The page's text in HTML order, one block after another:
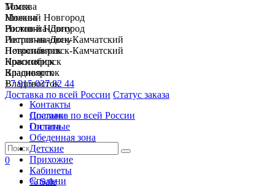
Москва
Нижний Новгород
Ростов-на-Дону
Петропавловск-Камчатский
Новосибирск
Красноярск
Владивосток
+7 915 037 82 44
Доставка по всей России Статус заказа
Спальни
Гостиные
Обеденная зона
Детские
Прихожие
Кабинеты
% Sale
Томск
Москва
Нижний Новгород
Ростов-на-Дону
Петропавловск-Камчатский
Новосибирск
Красноярск
Владивосток
Контакты
Доставка по всей России
Оплата
0
Спальни